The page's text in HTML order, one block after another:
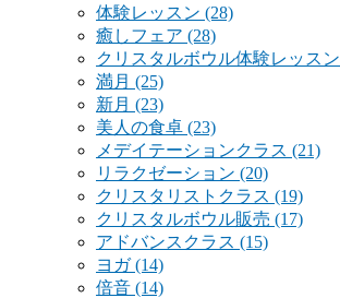
体験レッスン (28)
癒しフェア (28)
クリスタルボウル体験レッスン
満月 (25)
新月 (23)
美人の食卓 (23)
メデイテーションクラス (21)
リラクゼーション (20)
クリスタリストクラス (19)
クリスタルボウル販売 (17)
アドバンスクラス (15)
ヨガ(14)
倍音 (14)